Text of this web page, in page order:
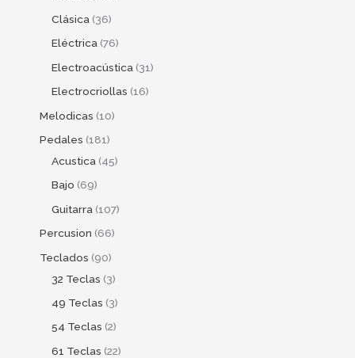
Clásica 36
Eléctrica 76
Electroacústica 31
Electrocriollas 16
Melodicas 10
Pedales 181
Acustica 45
Bajo 69
Guitarra 107
Percusion 66
Teclados 90
32 Teclas 3
49 Teclas 3
54 Teclas 2
61 Teclas 22